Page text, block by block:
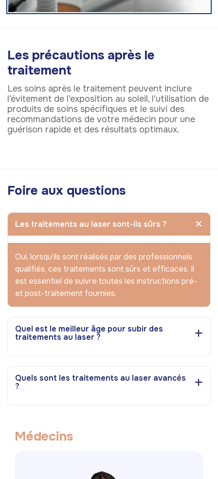
Les précautions après le
traitement
Les soins après le traitement peuvent inclure
l’évitement de l’exposition au soleil, l’utilisation de
produits de soins spécifiques et le suivi des
recommandations de votre médecin pour une
guérison rapide et des résultats optimaux.
Foire aux questions
Les traitements au laser sont-ils sûrs ?
Oui, lorsqu’ils sont réalisés par des professionnels
qualifiés, ces traitements sont sûrs et efficaces. Il
est essentiel de suivre toutes les instructions pré-
et post-traitement fournies.
Quel est le meilleur âge pour subir des
traitements au laser ?
Quels sont les traitements au laser avancés
?
Médecins